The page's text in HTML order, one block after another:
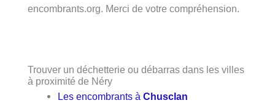
encombrants.org. Merci de votre compréhension.
Trouver un déchetterie ou débarras dans les villes
à proximité de Néry
Les encombrants àChusclan